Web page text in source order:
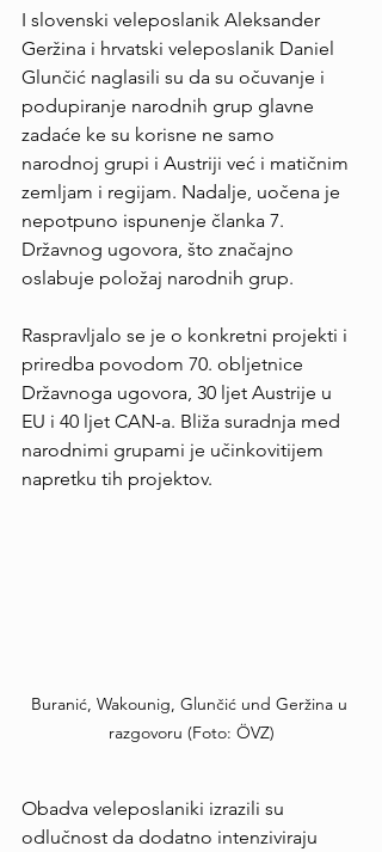
I slovenski veleposlanik Aleksander
Geržina i hrvatski veleposlanik Daniel
Glunčić naglasili su da su očuvanje i
podupiranje narodnih grup glavne
zadaće ke su korisne ne samo
narodnoj grupi i Austriji već i matičnim
zemljam i regijam. Nadalje, uočena je
nepotpuno ispunenje članka 7.
Državnog ugovora, što značajno
oslabuje položaj narodnih grup.
Raspravljalo se je o konkretni projekti i
priredba povodom 70. obljetnice
Državnoga ugovora, 30 ljet Austrije u
EU i 40 ljet CAN-a. Bliža suradnja med
narodnimi grupami je učinkovitijem
napretku tih projektov.
Buranić, Wakounig, Glunčić und Geržina u
razgovoru (Foto: ÖVZ)
Obadva veleposlaniki izrazili su
odlučnost da dodatno intenziviraju